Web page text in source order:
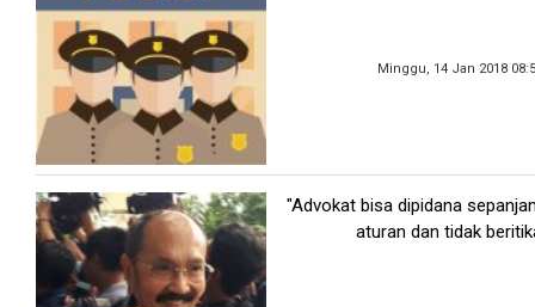
Minggu, 14 Jan 2018
"Advokat bisa dipidana
aturan dan tidak